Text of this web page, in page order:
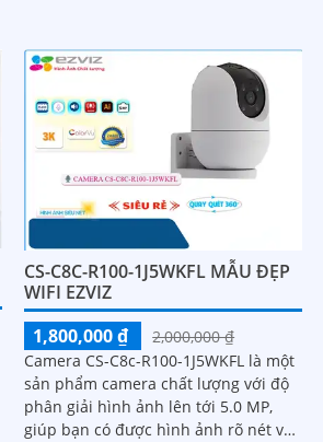
CS-C8C-R100-1J5WKFL MẪU ĐẸP
WIFI EZVIZ
1,800,000 ₫
2,000,000 ₫
Camera CS-C8c-R100-1J5WKFL là một
sản phẩm camera chất lượng với độ
phân giải hình ảnh lên tới 5.0 MP,
giúp bạn có được hình ảnh rõ nét và